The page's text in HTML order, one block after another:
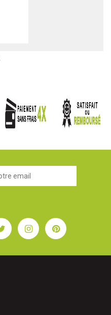
TwitterInstagramPinterest